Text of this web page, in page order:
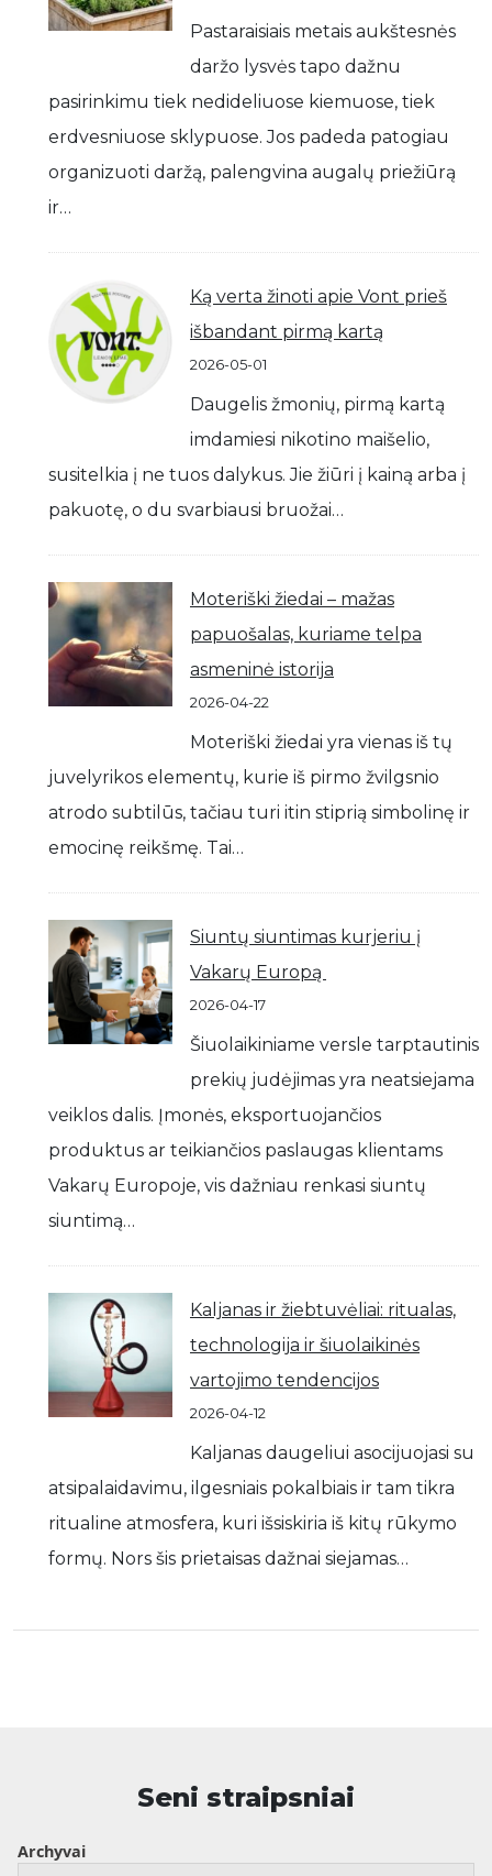
Pastaraisiais metais aukštesnės
daržo lysvės tapo dažnu
pasirinkimu tiek nedideliuose kiemuose, tiek
erdvesniuose sklypuose. Jos padeda patogiau
organizuoti daržą, palengvina augalų priežiūrą
ir…
Ką verta žinoti apie Vont prieš
išbandant pirmą kartą
2026-05-01
Daugelis žmonių, pirmą kartą
imdamiesi nikotino maišelio,
susitelkia į ne tuos dalykus. Jie žiūri į kainą arba į
pakuotę, o du svarbiausi bruožai…
Moteriški žiedai – mažas
papuošalas, kuriame telpa
asmeninė istorija
2026-04-22
Moteriški žiedai yra vienas iš tų
juvelyrikos elementų, kurie iš pirmo žvilgsnio
atrodo subtilūs, tačiau turi itin stiprią simbolinę ir
emocinę reikšmę. Tai…
Siuntų siuntimas kurjeriu į
Vakarų Europą
2026-04-17
Šiuolaikiniame versle tarptautinis
prekių judėjimas yra neatsiejama
veiklos dalis. Įmonės, eksportuojančios
produktus ar teikiančios paslaugas klientams
Vakarų Europoje, vis dažniau renkasi siuntų
siuntimą…
Kaljanas ir žiebtuvėliai: ritualas,
technologija ir šiuolaikinės
vartojimo tendencijos
2026-04-12
Kaljanas daugeliui asocijuojasi su
atsipalaidavimu, ilgesniais pokalbiais ir tam tikra
ritualine atmosfera, kuri išsiskiria iš kitų rūkymo
formų. Nors šis prietaisas dažnai siejamas…
Seni straipsniai
Archyvai